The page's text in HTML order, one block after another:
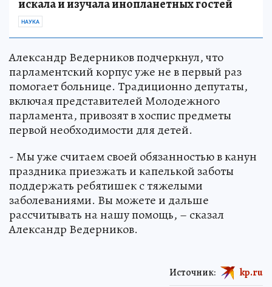
искала и изучала инопланетных гостей
НАУКА
Александр Ведерников подчеркнул, что
парламентский корпус уже не в первый раз
помогает больнице. Традиционно депутаты,
включая представителей Молодежного
парламента, привозят в хоспис предметы
первой необходимости для детей.
- Мы уже считаем своей обязанностью в канун
праздника приезжать и капелькой заботы
поддержать ребятишек с тяжелыми
заболеваниями. Вы можете и дальше
рассчитывать на нашу помощь, – сказал
Александр Ведерников.
Источник: kp.ru